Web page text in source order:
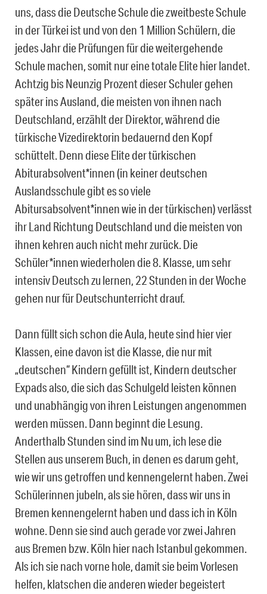
uns, dass die Deutsche Schule die zweitbeste Schule
in der Türkei ist und von den 1 Million Schülern, die
jedes Jahr die Prüfungen für die weitergehende
Schule machen, somit nur eine totale Elite hier landet.
Achtzig bis Neunzig Prozent dieser Schuler gehen
später ins Ausland, die meisten von ihnen nach
Deutschland, erzählt der Direktor, während die
türkische Vizedirektorin bedauernd den Kopf
schüttelt. Denn diese Elite der türkischen
Abiturabsolvent*innen (in keiner deutschen
Auslandsschule gibt es so viele
Abitursabsolvent*innen wie in der türkischen) verlässt
ihr Land Richtung Deutschland und die meisten von
ihnen kehren auch nicht mehr zurück. Die
Schüler*innen wiederholen die 8. Klasse, um sehr
intensiv Deutsch zu lernen, 22 Stunden in der Woche
gehen nur für Deutschunterricht drauf.
Dann füllt sich schon die Aula, heute sind hier vier
Klassen, eine davon ist die Klasse, die nur mit
„deutschen“ Kindern gefüllt ist, Kindern deutscher
Expads also, die sich das Schulgeld leisten können
und unabhängig von ihren Leistungen angenommen
werden müssen. Dann beginnt die Lesung.
Anderthalb Stunden sind im Nu um, ich lese die
Stellen aus unserem Buch, in denen es darum geht,
wie wir uns getroffen und kennengelernt haben. Zwei
Schülerinnen jubeln, als sie hören, dass wir uns in
Bremen kennengelernt haben und dass ich in Köln
wohne. Denn sie sind auch gerade vor zwei Jahren
aus Bremen bzw. Köln hier nach Istanbul gekommen.
Als ich sie nach vorne hole, damit sie beim Vorlesen
helfen, klatschen die anderen wieder begeistert